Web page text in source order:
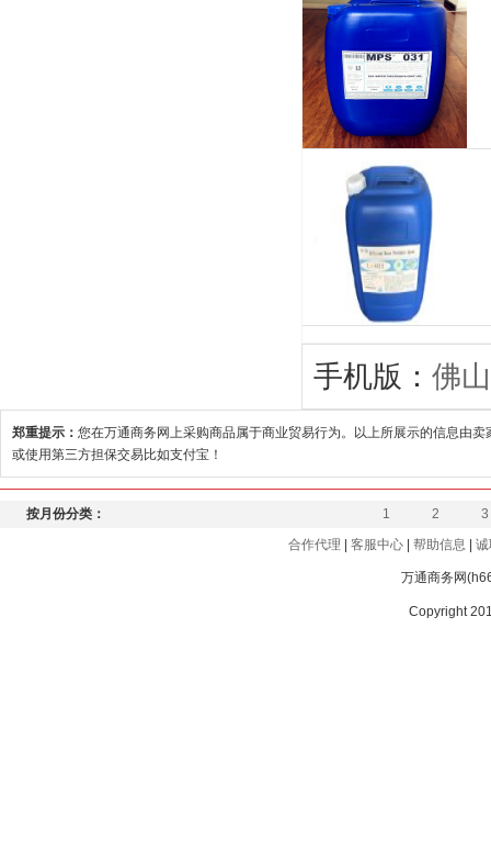
手机版： 佛
郑重提示： 您在万通商务网上采购商品属于商业贸易行为。以上所展示的信息由
或使用第三方担保交易比如支付宝！
按月份分类： 1 2
3
合作代理
客服中心| 帮助信息 诚
万通商务网
Copyright